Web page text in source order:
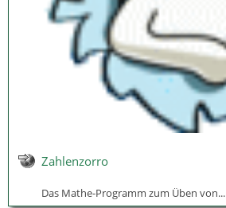
Zahlenzorro
Das Mathe-Programm zum Üben von...